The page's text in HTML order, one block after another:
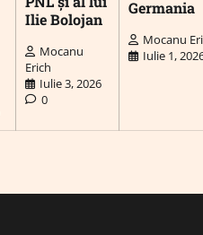
Ilie Bolojan
Mocanu
Erich
Iulie 3, 2026
0
Germania
Mocanu
Iulie 1,